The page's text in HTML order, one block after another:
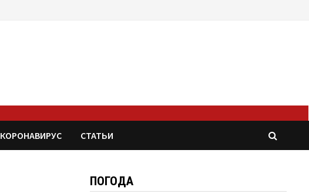
КОРОНАВИРУС СТАТЬИ
ПОГОДА